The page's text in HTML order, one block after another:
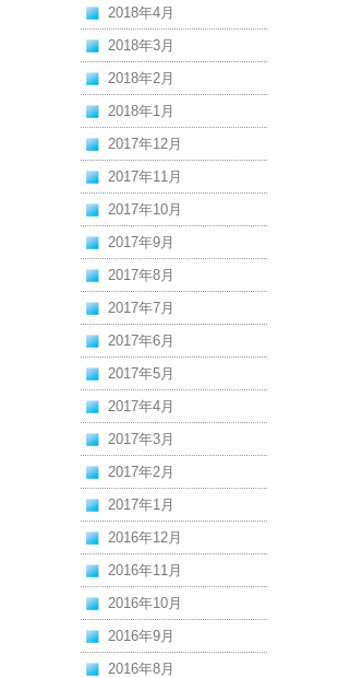
2018年4月
2018年3月
2018年2月
2018年1月
2017年12月
2017年11月
2017年10月
2017年9月
2017年8月
2017年7月
2017年6月
2017年5月
2017年4月
2017年3月
2017年2月
2017年1月
2016年12月
2016年11月
2016年10月
2016年9月
2016年8月